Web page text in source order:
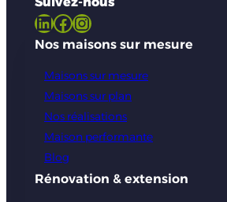
LinkedIn Facebook Instagram
Nos maisons sur mesure
Maisons sur mesure
Maisons sur plan
Nos réalisations
Maison performante
Blog
Rénovation & extension